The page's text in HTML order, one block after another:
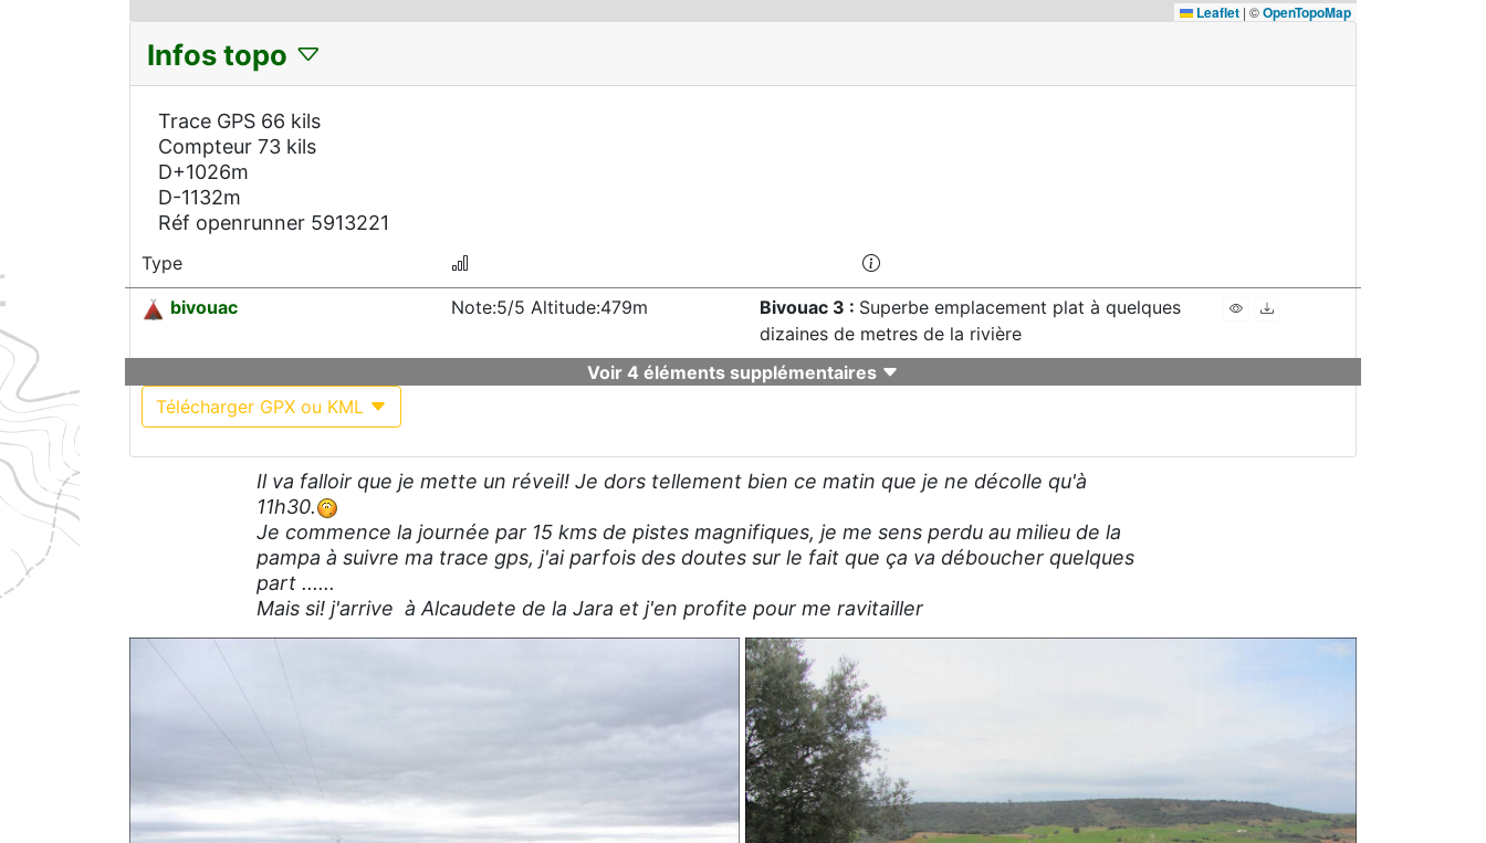
Leaflet | ©OpenTopoMap
Infos topo
Trace GPS 66 kils
Compteur 73 kils
D+1026m
D-1132m
Réf openrunner 5913221
Type
bivouac
Note:5/5 Altitude:479m Bivouac 3 : Superbe emplacement plat à quelques
dizaines de metres de la rivière
Voir 4 éléments supplémentaires
Télécharger GPX ou KML
Il va falloir que je mette un réveil! Je dors tellement bien ce matin que je ne décolle qu'à
11h30.
Je commence la journée par 15 kms de pistes magnifiques, je me sens perdu au milieu de la
pampa à suivre ma trace gps, j'ai parfois des doutes sur le fait que ça va déboucher quelques
part ......
Mais si! j'arrive à Alcaudete de la Jara et j'en profite pour me ravitailler